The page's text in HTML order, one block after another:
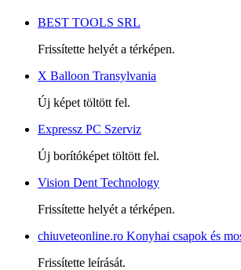
BEST TOOLS SRL
Frissítette helyét a térképen.
X Balloon Transylvania
Új képet töltött fel.
Expressz PC Szerviz
Új borítóképet töltött fel.
Vision Dent Technology
Frissítette helyét a térképen.
chiuveteonline.ro Konyhai csapok és
Frissítette leírását.